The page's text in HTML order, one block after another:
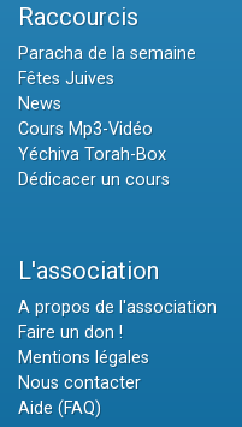
Raccourcis
Paracha de la semaine
Fêtes Juives
News
Cours Mp3-Vidéo
Yéchiva Torah-Box
Dédicacer un cours
L'association
A propos de l'association
Faire un don !
Mentions légales
Nous contacter
Aide (FAQ)